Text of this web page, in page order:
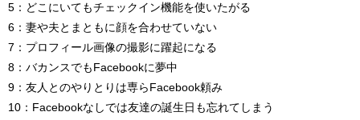
5：どこにいてもチェックイン機能を使いたがる
6：妻や夫とまともに顔を合わせていない
7：プロフィール画像の撮影に躍起になる
8：バカンスでもFacebookに夢中
9：友人とのやりとりは専らFacebook頼み
10：Facebookなしでは友達の誕生日も忘れてしまう